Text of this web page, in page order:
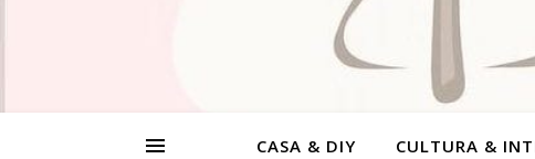
CASA & DIY CULTURA &